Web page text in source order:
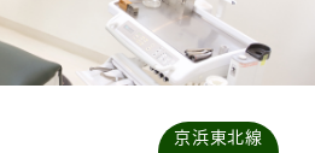
京浜東北線